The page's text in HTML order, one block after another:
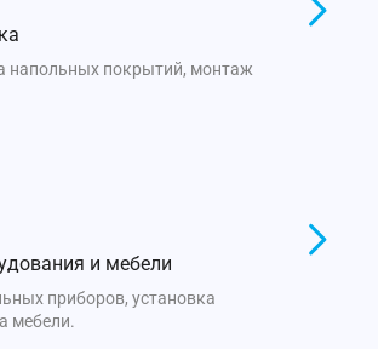
напольных покрытий, монтаж
и мебели
приборов, установка
мебели.